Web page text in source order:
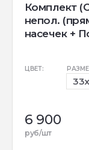
Комплект
непол.
насечек +
ЦВЕТ:
6 900
руб/шт